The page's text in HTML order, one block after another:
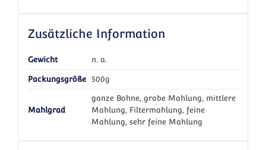
Zusätzliche Information
Gewicht n. a.
Packungsgröße 500g
Mahlgrad
ganze Bohne, grobe Mahlung, mittlere
Mahlung, Filtermahlung, feine
Mahlung, sehr feine Mahlung